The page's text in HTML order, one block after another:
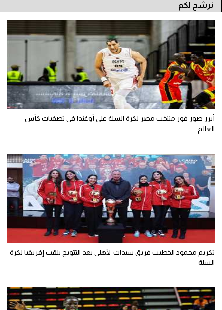
نرشح لكم
أبرز صور فوز منتخب مصر لكرة السلة على أوغندا في تصفيات كأس
العالم
تكريم محمود الخطيب فريق سيدات الأهلي بعد التتويج بلقب إفريقيا لكرة
السلة